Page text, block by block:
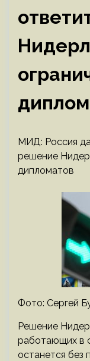
МИД: Россия
решение
дипломатов
Фото: Сергей
Решение
работающих в
останется без